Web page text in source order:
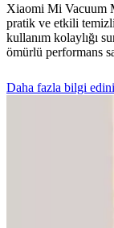
Xiaomi Mi Vacuum
pratik ve etkili
kullanım kolaylığı
ömürlü performans
Daha fazla bilgi